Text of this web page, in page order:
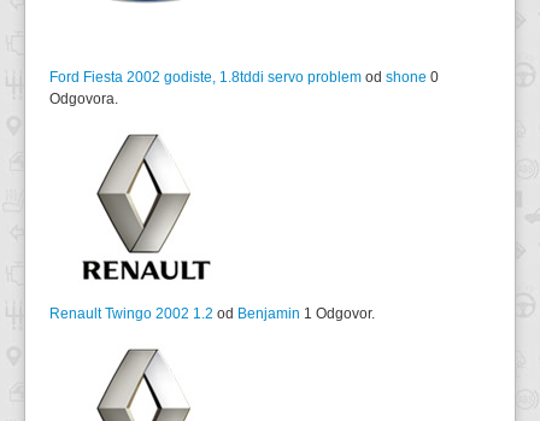
Ford Fiesta 2002 godiste, 1.8tddi servo problem od shone 0
Odgovora.
Renault Twingo 2002 1.2 od Benjamin 1 Odgovor.